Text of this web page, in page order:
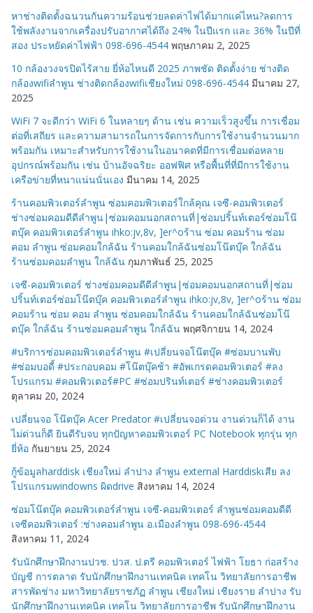
หาช่างติดตั้งฉนวนกันความร้อนช่วยลดค่าไฟได้มากแค่ไหน?ลดการ
ใช้พลังงานจากเครื่องปรับอากาศได้ถึง 24% ในปีแรก และ 36% ในปีที่
สอง ประหยัดค่าไฟฟ้า 098-696-4544 พฤษภาคม 2, 2025
10 กล้องวงจรปิดไร้สาย ยี่ห้อไหนดี 2025 ภาพชัด ติดตั้งง่าย ช่างติด
กล้องwifiลำพูน ช่างติดกล้องwifiเชียงใหม่ 098-696-4544 มีนาคม 27,
2025
WiFi 7 จะดีกว่า WiFi 6 ในหลายๆ ด้าน เช่น ความเร็วสูงขึ้น การเชื่อม
ต่อที่เสถียร และความสามารถในการจัดการกับการใช้งานจำนวนมาก
พร้อมกัน เหมาะสำหรับการใช้งานในอนาคตที่มีการเชื่อมต่อหลาย
อุปกรณ์พร้อมกัน เช่น บ้านอัจฉริยะ ออฟฟิศ หรือพื้นที่ที่มีการใช้งาน
เครือข่ายที่หนาแน่นนั่นเอง มีนาคม 14, 2025
ร้านคอมพิวเตอร์ลำพูน ซ่อมคอมพิวเตอร์ใกล้คุณ เจซี-คอมพิวเตอร์
ช่างซ่อมคอมดีดีลำพูน|ซ่อมคอมนอกสถานที่|ซ่อมปริ้นท์เตอร์ซ่อมโน๊
ตบุ๊ค คอมพิวเตอร์ลำพูน ihko:jv,8v, ]er^oร้าน ซ่อม คอมร้าน ซ่อม
คอม ลำพูน ซ่อมคอมใกล้ฉัน ร้านคอมใกล้ฉันซ่อมโน๊ตบุ๊ค ใกล้ฉัน
ร้านซ่อมคอมลำพูน ใกล้ฉัน กุมภาพันธ์ 25, 2025
เจซี-คอมพิวเตอร์ ช่างซ่อมคอมดีดีลำพูน|ซ่อมคอมนอกสถานที่|ซ่อม
ปริ้นท์เตอร์ซ่อมโน๊ตบุ๊ค คอมพิวเตอร์ลำพูน ihko:jv,8v, ]er^oร้าน ซ่อม
คอมร้าน ซ่อม คอม ลำพูน ซ่อมคอมใกล้ฉัน ร้านคอมใกล้ฉันซ่อมโน๊
ตบุ๊ค ใกล้ฉัน ร้านซ่อมคอมลำพูน ใกล้ฉัน พฤศจิกายน 14, 2024
#บริการซ่อมคอมพิวเตอร์ลำพูน #เปลี่ยนจอโน๊ตบุ๊ค #ซ่อมบานพับ
#ซ่อมบอดี้ #ประกอบคอม #โน๊ตบุ๊คช้า #อัพเกรดคอมพิวเตอร์ #ลง
โปรแกรม #คอมพิวเตอร์#PC #ซ่อมปรินท์เตอร์ #ช่างคอมพิวเตอร์
ตุลาคม 20, 2024
เปลี่ยนจอ โน๊ตบุ๊ค Acer Predator #เปลี่ยนจอด่วน งานด่วนก็ได้ งาน
ไม่ด่วนก็ดี ยินดีรับจบ ทุกปัญหาคอมพิวเตอร์ PC Notebook ทุกรุ่น ทุก
ยี่ห้อ กันยายน 25, 2024
กู้ข้อมูลharddisk เชียงใหม่ ลำปาง ลำพูน external Harddiskเสีย ลง
โปรแกรมwindowns ผิดdrive สิงหาคม 14, 2024
ซ่อมโน๊ตบุ๊ค คอมพิวเตอร์ลำพูน เจซี-คอมพิวเตอร์ ลำพูนซ่อมคอมดีดี
เจซีคอมพิวเตอร์ :ช่างคอมลำพูน อ.เมืองลำพูน 098-696-4544
สิงหาคม 11, 2024
รับนักศึกษาฝึกงานปวช. ปวส. ป.ตรี คอมพิวเตอร์ ไฟฟ้า โยธา ก่อสร้าง
บัญชี การตลาด รับนักศึกษาฝึกงานเทคนิค เทคโน วิทยาลัยการอาชีพ
สารพัดช่าง มหาวิทยาลัยราชภัฏ ลำพูน เชียงใหม่ เชียงราย ลำปาง รับ
นักศึกษาฝึกงานเทคนิค เทคโน วิทยาลัยการอาชีพ รับนักศึกษาฝึกงาน